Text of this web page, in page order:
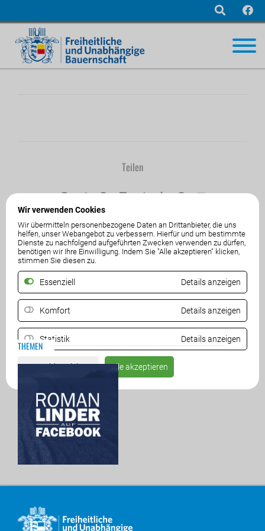
Navigation
Wir verwenden Cookies
Wir übermitteln personenbezogene Daten an Drittanbieter, die uns
helfen, unser Webangebot zu verbessern. Hierfür und um bestimmte
Dienste zu nachfolgend aufgeführten Zwecken verwenden zu dürfen,
benötigen wir Ihre Einwilligung. Indem Sie "Alle akzeptieren" klicken,
stimmen Sie diesen zu.
Essenziell Details anzeigen
Komfort Details anzeigen
Statistik Details anzeigen
Auswahl speichern Alle akzeptieren
Teilen
01.Jänner1970von
ZURÜCK
THEMEN